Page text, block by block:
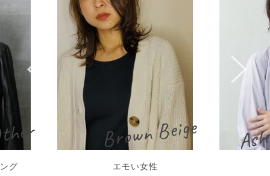
グ
Brown Beige
エモい女性